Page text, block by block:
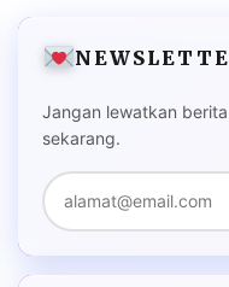
Jangan lewatkan
sekarang.